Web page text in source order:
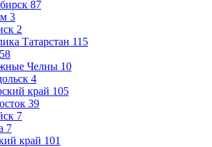
87
3
2
Татарстан 115
58
Челны 10
4
край 105
39
7
7
край 101